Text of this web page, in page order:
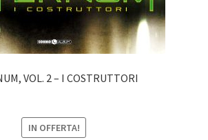
VOL. 2 – I COSTRUTTORI
IN OFFERTA!